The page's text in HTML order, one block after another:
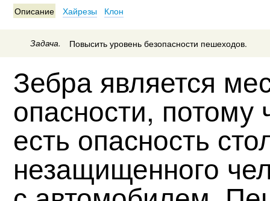
Описание Хайрезы Клон
Задача. Повысить уровень безопасности пешеходов.
Зебра является
опасности, потому
есть опасность
незащищенного